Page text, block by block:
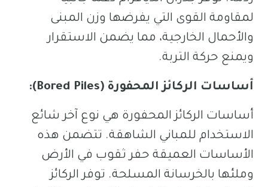
لمقاومة القوى التي يفرضها وزن المبنى
والأحمال الخارجية، مما يضمن الاستقرار
ويمنع حركة التربة.
أساسات الركائز المحفورة (Bored Piles):
أساسات الركائز المحفورة هي نوع آخر شائع
الاستخدام للمباني الشاهقة. تتضمن هذه
الأساسات العميقة حفر ثقوب في الأرض
وملئها بالخرسانة المسلحة. توفر الركائز